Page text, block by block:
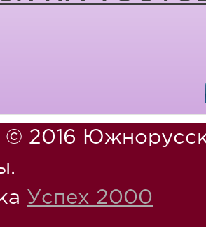
© 2016
Успех 2000